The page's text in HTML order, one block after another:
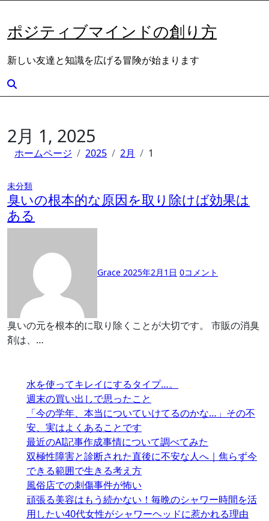
を
キ
ッ
プ
ポジティブマインドの創り方
新しい友達と知識を広げる冒険が始まります
2月 1, 2025
ホームページ 2025 2月 1
未分類
臭いの根本的な原因を取り除けば効果は
ある
Grace 2025年2月1日 0コメント
臭いの元を根本的に取り除くことが大切です。 市販の消臭
剤は、…
水を使ってキレイにするタイプ…。
週末の買い出しで思ったこと
「今の学年、本当についていけてるのかな…」その不
安、実はよくあることです
最近のAI記事作成事情について調べてみた
双極性障害と診断された直後に不安な人へ｜焦らず今
できる範囲で生きる考え方
風俗店での刺傷事件が怖い
頑張る美容はもう続かない！毎晩のシャワー時間を活
用したい40代女性がシャワーヘッドに惹かれる理由